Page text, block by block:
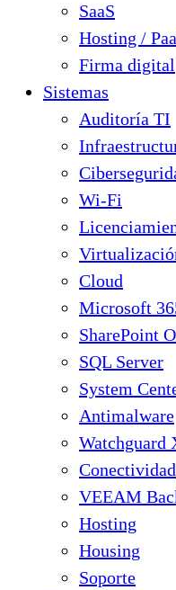
SaaS
Hosting /
Firma digital
Sistemas
Auditoría TI
Wi-Fi
Cloud
Microsoft
SharePoint
SQL Server
System
Antimalware
Watchguard
Conectividad
VEEAM
Hosting
Housing
Soporte